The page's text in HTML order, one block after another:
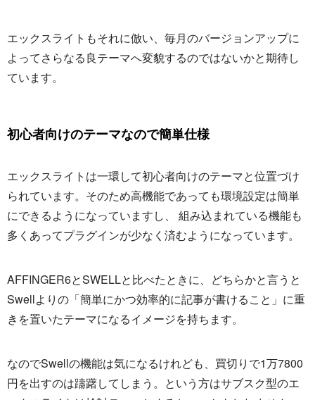
エックスライトもそれに倣い、毎月のバージョンアップに
よってさらなる良テーマへ変貌するのではないかと期待し
ています。
初心者向けのテーマなので簡単仕様
エックスライトは一環して初心者向けのテーマと位置づけ
られています。そのため高機能であっても環境設定は簡単
にできるようになっていますし、 組み込まれている機能も
多くあってプラグインが少なく済むようになっています。
AFFINGER6とSWELLと比べたときに、どちらかと言うと
Swellよりの「簡単にかつ効率的に記事が書けること」に重
きを置いたテーマになるイメージを持ちます。
なのでSwellの機能は気になるけれども、買切りで1万7800
円を出すのは躊躇してしまう。という方はサブスク型のエ